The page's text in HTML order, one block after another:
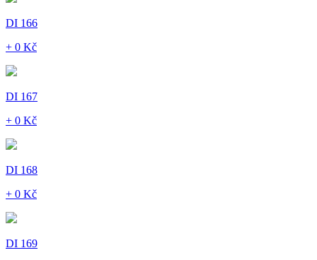
DI 166
+ 0 Kč
DI 167
+ 0 Kč
DI 168
+ 0 Kč
DI 169